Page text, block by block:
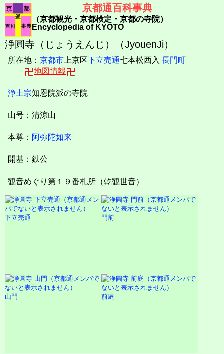
京都通百科事典
（京都観光・京都検定・京都の寺院）
Encyclopedia of KYOTO
浄圓寺（じょうえんじ）（JyouenJi）
所在地： 京都市 上京区下立売通七本松西入 長門町
地図情報
浄土宗知恩院派の寺院
山号：清涼山
本尊： 阿弥陀如来
開基：鉄公
観音めぐり第１９番札所（乾観世音）
下立売通 門前
山門 前庭